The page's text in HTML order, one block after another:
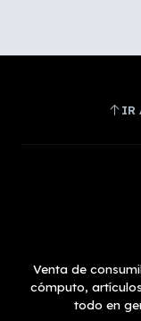
IR
Venta de
cómputo,
todo en